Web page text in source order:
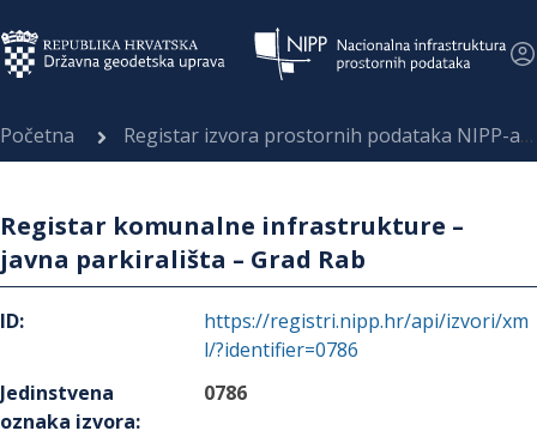
Početna Registar izvora prostornih podataka NIPP-a
Registar komunalne infrastrukture –
javna parkirališta – Grad Rab
ID:
https://registri.nipp.hr/api/izvori/xm
l/?identifier=0786
Jedinstvena
oznaka izvora:
0786